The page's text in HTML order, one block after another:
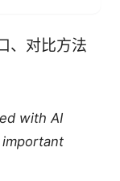
、对比方法
with AI